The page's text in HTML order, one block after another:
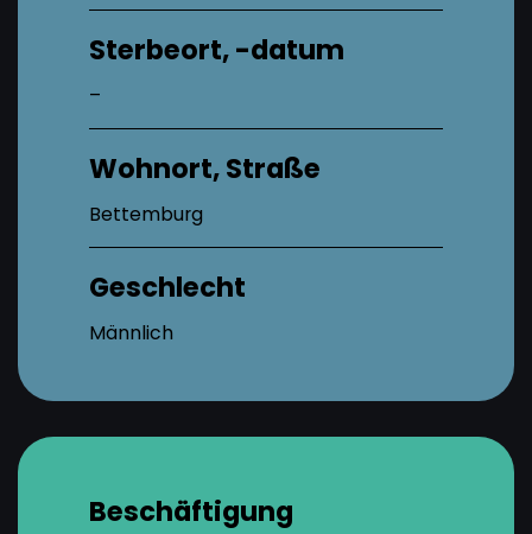
Sterbeort, -datum
–
Wohnort, Straße
Bettemburg
Geschlecht
Männlich
Beschäftigung